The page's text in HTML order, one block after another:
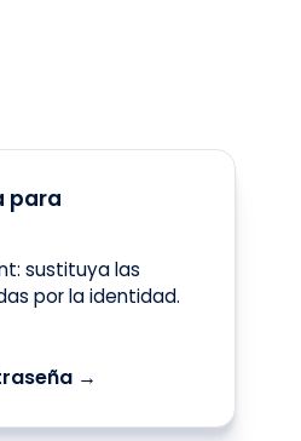
para
sustituya las
por la identidad.
→